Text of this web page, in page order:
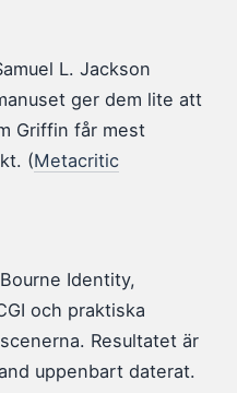
L. Jackson
ger dem lite att
Griffin får mest
(Metacritic
Identity,
och praktiska
Resultatet är
uppenbart daterat.